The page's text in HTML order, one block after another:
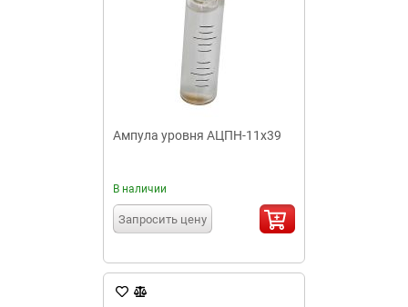
Ампула уровня АЦПН-11х39
В наличии
Запросить цену